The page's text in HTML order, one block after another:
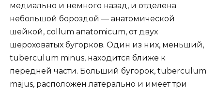
медиально и немного назад, и отделена
небольшой бороздой — анатомической
шейкой, collum anatomicum, от двух
шероховатых бугорков. Один из них, меньший,
tuberculum minus, находится ближе к
передней части. Больший бугорок, tuberculum
majus, расположен латерально и имеет три